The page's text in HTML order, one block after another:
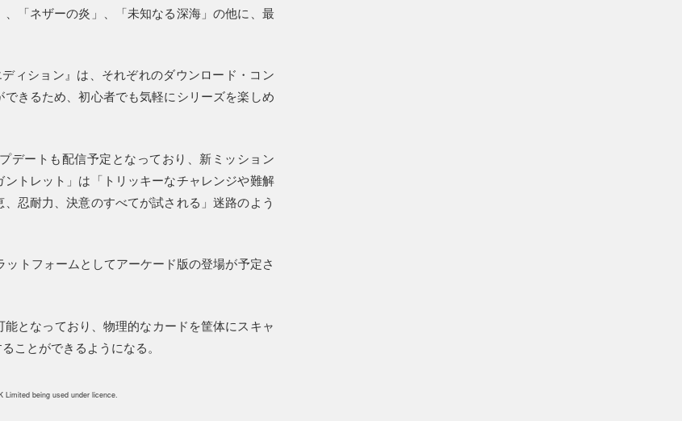
「ネザーの炎」、「未知なる深海」の他に、最
ィション』は、それぞれのダウンロード・コン
きるため、初心者でも気軽にシリーズを楽しめ
デートも配信予定となっており、新ミッション
トレット」は「トリッキーなチャレンジや難解
忍耐力、決意のすべてが試される」迷路のよう
トフォームとしてアーケード版の登場が予定さ
となっており、物理的なカードを筐体にスキャ
ことができるようになる。
being used under licence.